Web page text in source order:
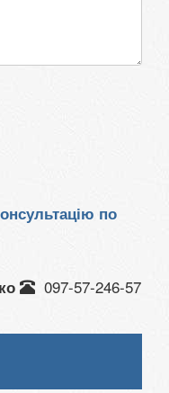
по
097-57-246-57